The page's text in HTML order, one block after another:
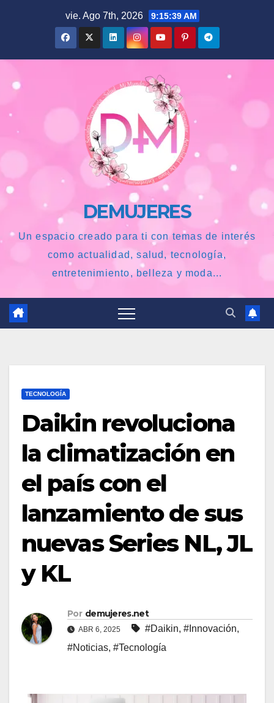
vie. Ago 7th, 2026 9:15:40 AM
DEMUJERES
Un espacio creado para ti con temas de interés
como actualidad, salud, tecnología,
entretenimiento, belleza y moda...
TECNOLOGÍA
Daikin revoluciona
la climatización en
el país con el
lanzamiento de sus
nuevas Series NL, JL
y KL
Por demujeres.net
ABR 6, 2025 #Daikin, #Innovación,
#Noticias, #Tecnología